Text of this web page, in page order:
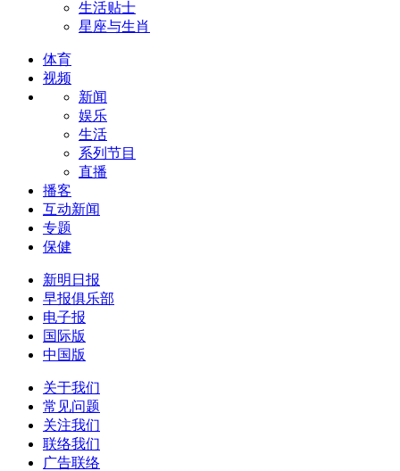
生活贴士
星座与生肖
体育
视频
新闻
娱乐
生活
系列节目
直播
播客
互动新闻
专题
保健
新明日报
早报俱乐部
电子报
国际版
中国版
关于我们
常见问题
关注我们
联络我们
广告联络